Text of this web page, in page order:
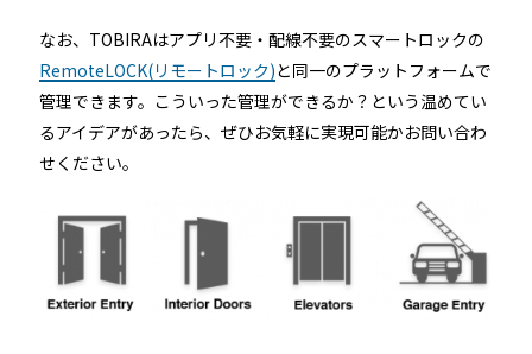
なお、TOBIRAはアプリ不要・配線不要のスマートロックの
RemoteLOCK(リモートロック)と同一のプラットフォームで
管理できます。こういった管理ができるか？という温めてい
るアイデアがあったら、ぜひお気軽に実現可能かお問い合わ
せください。